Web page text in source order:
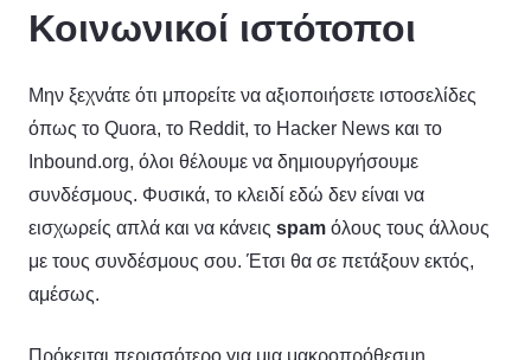
Κοινωνικοί ιστότοποι
Μην ξεχνάτε ότι μπορείτε να αξιοποιήσετε ιστοσελίδες
όπως το Quora, το Reddit, το Hacker News και το
Inbound.org, όλοι θέλουμε να δημιουργήσουμε
συνδέσμους. Φυσικά, το κλειδί εδώ δεν είναι να
εισχωρείς απλά και να κάνεις spam όλους τους άλλους
με τους συνδέσμους σου. Έτσι θα σε πετάξουν εκτός,
αμέσως.